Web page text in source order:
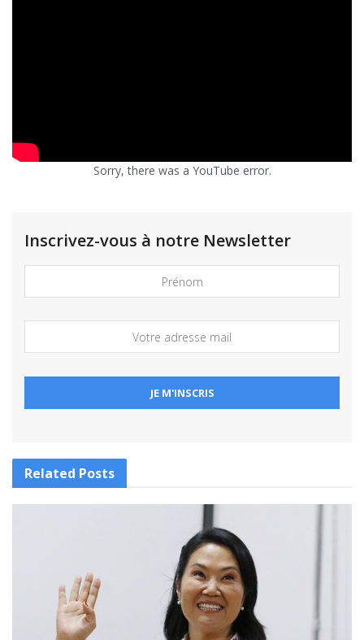
Sorry, there was a YouTube error.
Inscrivez-vous à notre Newsletter
Related Posts